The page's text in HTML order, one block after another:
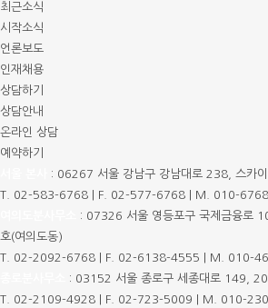
최근소식
시작소식
언론보도
인재채용
상담하기
상담안내
온라인 상담
예약하기
: 06267 서울 강남구 강남대로 238, 스카
T. 02-583-6768 F. 02-577-6768 M. 010-
: 07326 서울 영등포구 국제금융로
호(여의도동)
T. 02-2092-6768 F. 02-6138-4555 M. 010-
: 03152 서울 종로구 세종대로 149,
T. 02-2109-4928 F. 02-723-5009 M. 010-